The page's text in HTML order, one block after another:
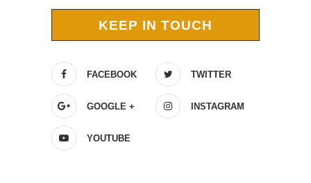
KEEP IN TOUCH
FACEBOOK TWITTER
GOOGLE + INSTAGRAM
YOUTUBE